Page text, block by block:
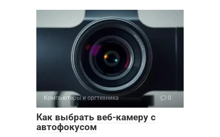
Компьютеры и оргтехника 0
Как выбрать веб-камеру с
автофокусом